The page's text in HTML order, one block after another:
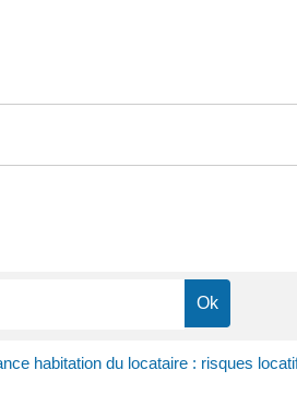
habitation du locataire : risques